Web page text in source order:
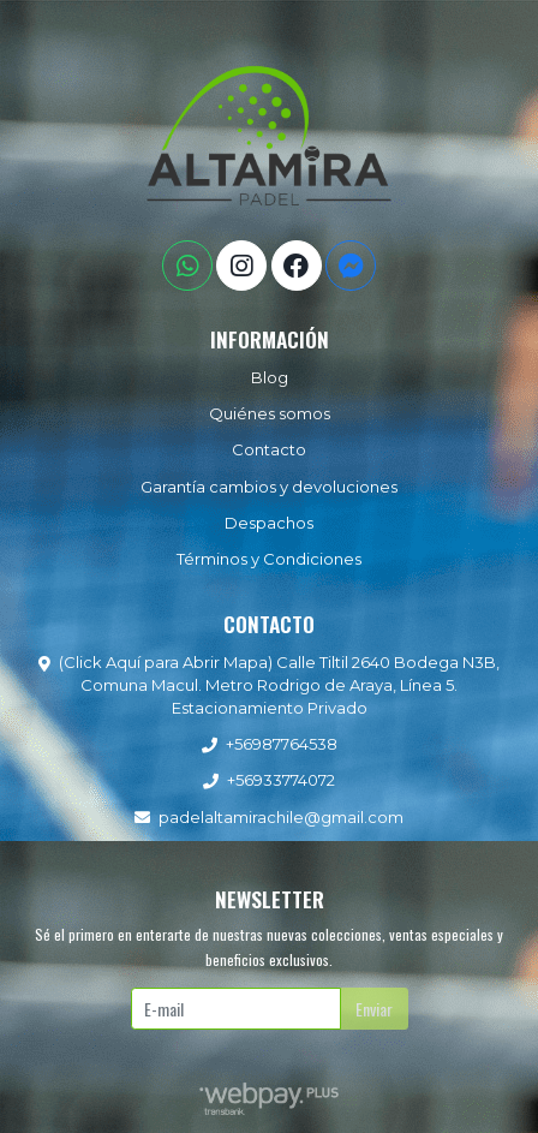
INFORMACIÓN
Blog
Quiénes somos
Contacto
Garantía cambios y devoluciones
Despachos
Términos y Condiciones
CONTACTO
(Click Aquí para Abrir Mapa) Calle Tiltil 2640 Bodega N3B,
Comuna Macul. Metro Rodrigo de Araya, Línea 5.
Estacionamiento Privado
+56987764538
+56933774072
padelaltamirachile@gmail.com
NEWSLETTER
Sé el primero en enterarte de nuestras nuevas colecciones, ventas especiales y
beneficios exclusivos.
Enviar